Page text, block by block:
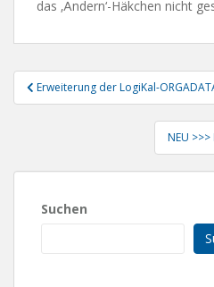
das ‚Ändern‘-Häkchen nicht
Erweiterung der LogiKal-
NEU
Suchen